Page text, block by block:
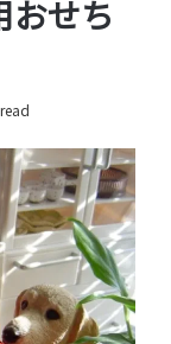
おせち
read